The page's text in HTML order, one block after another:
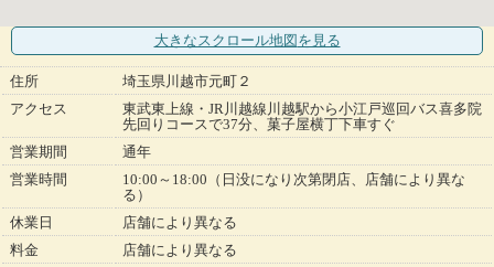
大きなスクロール地図 を見る
住所
埼玉県川越市元町２
アクセス
東武東上線・JR川越線川越駅から小江戸巡回バス喜多院
先回りコースで37分、菓子屋横丁下車すぐ
営業期間
通年
営業時間
10:00～18:00（日没になり次第閉店、店舗により異な
る）
休業日
店舗により異なる
料金
店舗により異なる